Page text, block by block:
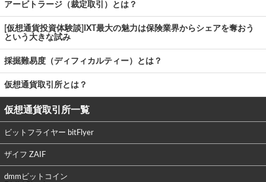
アービトラージ（裁定取引）とは？
[仮想通貨投資体験談]IXT最大の魅力は保険業界からシェアを奪おう
という大きな試み
採掘難易度（ディフィカルティー）とは？
仮想通貨取引所とは？
仮想通貨取引所一覧
ビットフライヤー bitFlyer
ザイフ ZAIF
dmmビットコイン